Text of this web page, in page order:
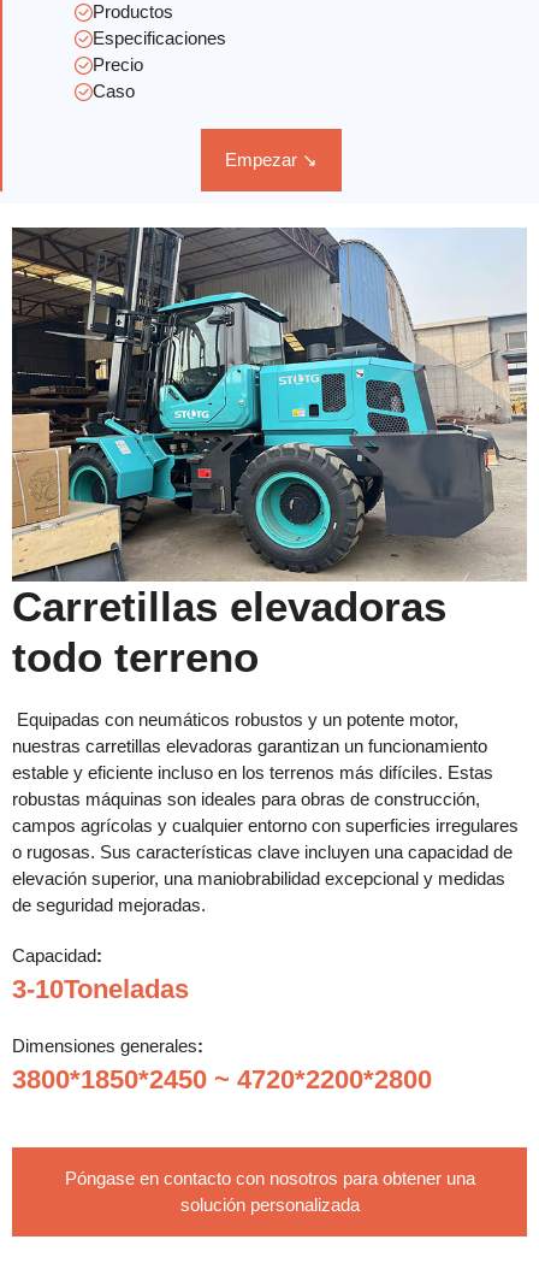
Productos
Especificaciones
Precio
Caso
Empezar ↘
Carretillas elevadoras
todo terreno
Equipadas con neumáticos robustos y un potente motor,
nuestras carretillas elevadoras garantizan un funcionamiento
estable y eficiente incluso en los terrenos más difíciles. Estas
robustas máquinas son ideales para obras de construcción,
campos agrícolas y cualquier entorno con superficies irregulares
o rugosas. Sus características clave incluyen una capacidad de
elevación superior, una maniobrabilidad excepcional y medidas
de seguridad mejoradas.
Capacidad:
3-10Toneladas
Dimensiones generales:
3800*1850*2450 ~ 4720*2200*2800
Póngase en contacto con nosotros para obtener una
solución personalizada